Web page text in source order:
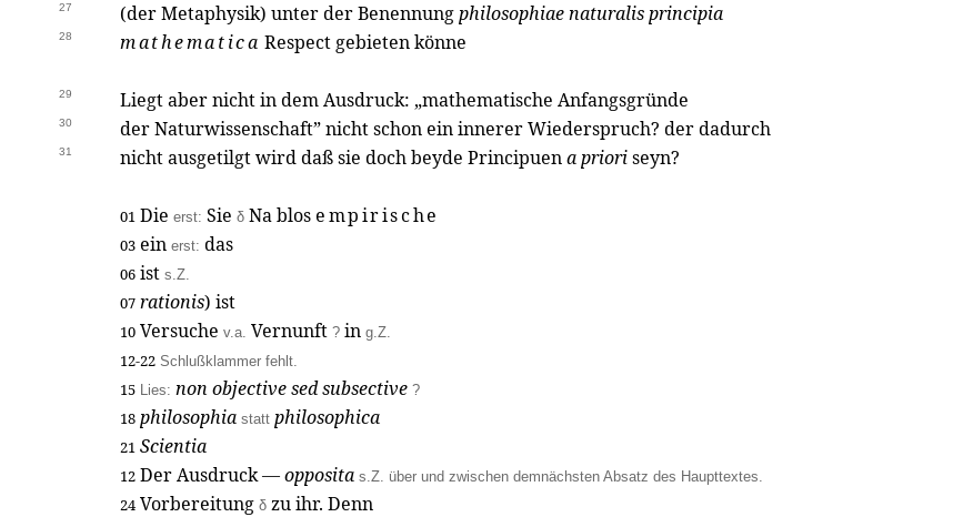
27 (der Metaphysik) unter der Benennungphilosophiae naturalis principia
28 mathematica Respect gebieten könne
29 Liegt aber nicht in dem Ausdruck: „mathematische Anfangsgründe
30 der Naturwissenschaft” nicht schon ein innerer Wiederspruch? der dadurch
31 nicht ausgetilgt wird daß sie doch beyde Principuena prioriseyn?
01 Die erst: Sie δ Na blosempirische
03 ein erst: das
06 ist s.Z.
07 rationis) ist
10 Versuche v.a. Vernunft ? in g.Z.
12-22 Schlußklammer fehlt.
15 Lies: non objective sed subsective ?
18 philosophia statt philosophica
21 Scientia
12 Der Ausdruck —opposita s.Z. über und zwischen demnächsten Absatz des Haupttextes.
24 Vorbereitung δ zu ihr. Denn